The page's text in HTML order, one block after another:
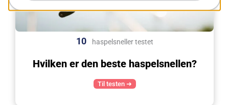
10 haspelsneller testet
Hvilken er den beste haspelsnellen?
Til testen ➜